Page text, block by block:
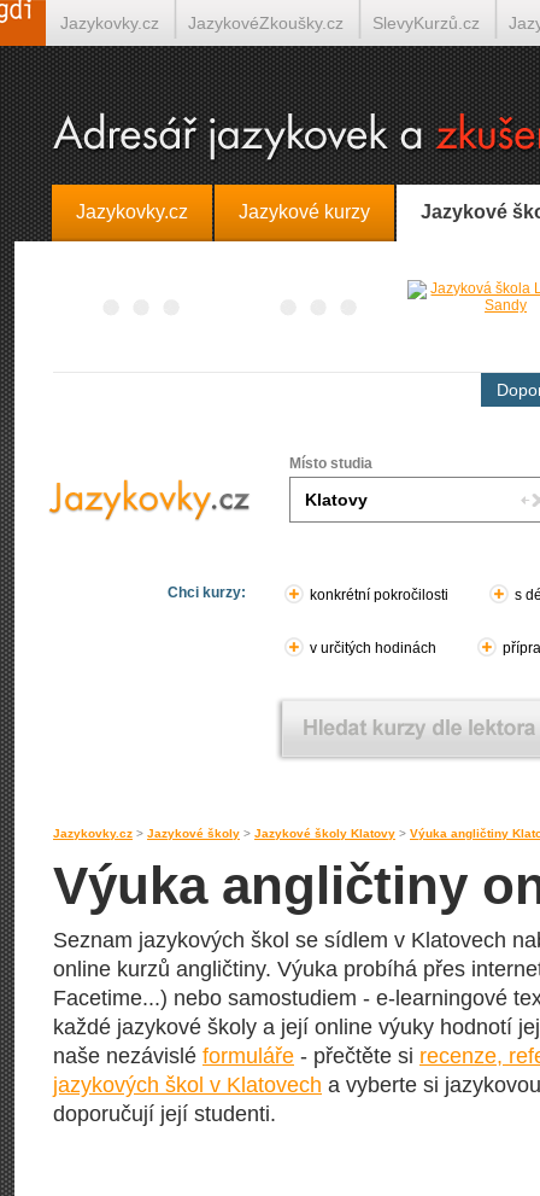
Jazykovky.cz Jazykové kurzy Jazykové
Místo studia
Chci kurzy: konkrétní pokročilosti s
v určitých hodinách
Jazykovky.cz > Jazykové školy > Jazykové školy Klatovy > Výuka angličtiny
Výuka angličtiny
Seznam jazykových škol se sídlem v Klatovech
online kurzů angličtiny. Výuka probíhá přes
Facetime...) nebo samostudiem - e-learningové
každé jazykové školy a její online výuky hodnotí
naše nezávislé formuláře - přečtěte si recenze,
jazykových škol v Klatovech a vyberte si
doporučují její studenti.
Jazykovky.cz JazykovéZkoušky.cz SlevyKurzů.cz
Španělština on-line Italština on-line Tlumočení-